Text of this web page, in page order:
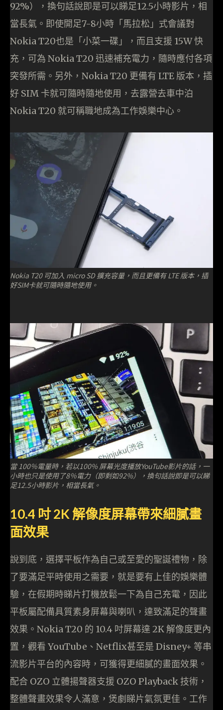
92%），換句話說即是可以睇足12.5小時影片，相
當長氣。即使開足7-8小時「馬拉松」式會議對
Nokia T20也是「小菜一碟」，而且支援 15W 快
充，可為 Nokia T20 迅速補充電力，隨時應付各項
突發所需。另外，Nokia T20 更備有 LTE 版本，插
好 SIM 卡就可隨時隨地使用，去露營去車中泊
Nokia T20 就可稱職地成為工作娛樂中心。
Nokia T20 可加入 micro SD 擴充容量，而且更備有 LTE 版本，插
好SIM卡就可隨時隨地使用。
當 100％電量時，若以100% 屏幕光度播放YouTube影片的話，一
小時也只是使用了8％電力（即剩如92%），換句話說即是可以睇
足12.5小時影片，相當長氣。
10.4 吋 2K 解像度屏幕帶來細膩畫
面效果
說到底，選擇平板作為自己或至愛的聖誕禮物，除
了要滿足平時使用之需要，就是要有上佳的娛樂體
驗，在假期時睇片打機放鬆一下為自己充電，因此
平板屬配備具質素身屏幕與喇叭，達致滿足的聲畫
效果。Nokia T20 的 10.4 吋屏幕達 2K 解像度更內
置，觀看 YouTube、Netflix甚至是 Disney+ 等串
流影片平台的內容時，可獲得更細膩的畫面效果。
配合 OZO 立體揚聲器支援 OZO Playback 技術，
整體聲畫效果令人滿意，煲劇睇片氣氛更佳。工作